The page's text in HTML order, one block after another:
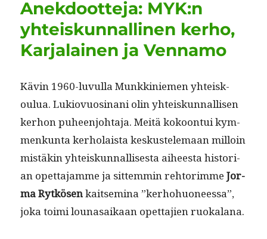
Anekdootteja: MYK:n
yhteiskunnallinen kerho,
Karjalainen ja Vennamo
Kävin 1960-luvul­la Munkkiniemen yhteisk­
oulua. Lukiovu­osi­nani olin yhteiskun­nal­lisen
ker­hon puheen­jo­hta­ja. Meitä kokoon­tui kym­
menkun­ta ker­ho­laista keskustele­maan mil­loin
mis­täkin yhteiskun­nal­lis­es­ta aiheesta his­to­ri­
an opet­ta­jamme ja sit­tem­min rehtorimmeJor­
ma Rytkösenkait­sem­i­na ”ker­ho­huoneessa”,
joka toi­mi louna­saikaan opet­ta­jien ruokalana.